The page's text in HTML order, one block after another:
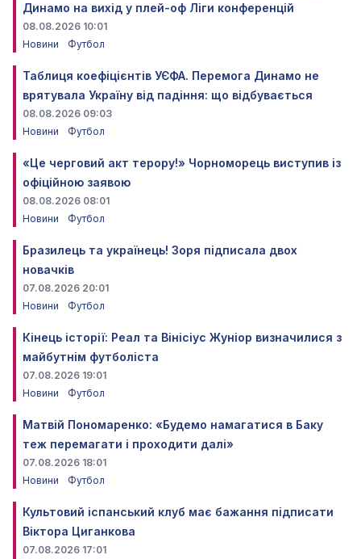
Динамо на вихід у плей-оф Ліги конференцій
08.08.2026 10:01
Новини
Футбол
Таблиця коефіцієнтів УЄФА. Перемога Динамо не
врятувала Україну від падіння: що відбувається
08.08.2026 09:03
Новини
Футбол
«Це черговий акт терору!» Чорноморець виступив із
офіційною заявою
08.08.2026 08:01
Новини
Футбол
Бразилець та українець! Зоря підписала двох
новачків
07.08.2026 20:01
Новини
Футбол
Кінець історії: Реал та Вінісіус Жуніор визначилися з
майбутнім футболіста
07.08.2026 19:01
Новини
Футбол
Матвій Пономаренко: «Будемо намагатися в Баку
теж перемагати і проходити далі»
07.08.2026 18:01
Новини
Футбол
Культовий іспанський клуб має бажання підписати
Віктора Циганкова
07.08.2026 17:01